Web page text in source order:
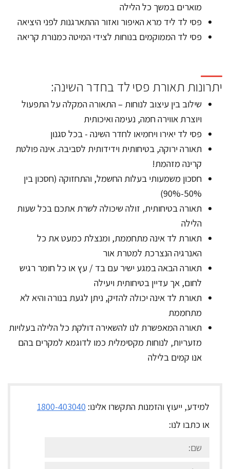
מוארים במשך כל הלילה
פסי לד ליד מרא האיפור ואזור ההתארגנות לפני היציאה
פסי לד הממוקמים בנוחות לצידי המיטה כמנורת קריאה
יתרונות תאורת פסי לד בחדר השינה:
שילוב בין עיצוב לנוחות – התאורה המקלה על התפעול
ויוצרת אווירה חמה, נעימה ואיכותית
פסי לד יאירו ויחמיאו לחדר השינה - בכל סגנון
תאורה ירוקה, בטיחותית וידידותית לסביבה. אינה פולטת
קרינה מזהמת!
חסכון משמעותי בעלות החשמל, והתחזוקה (חסכון בין
50%-90%)
תאורה בטיחותית, זולה שיכולה לשרת אתכם בכל שעות
הלילה
תאורת לד אינה מתחממת, ומנצלת כמעט את כל
האנרגיה הנצרכת למטרת אור
תאורה הבאה במגע ישיר עם בד / עץ או כל חומר רגיש
לחום, אך עדיין בטיחותית ויעילה
תאורת לד אינה יכולה להזיק, ניתן לגעת בנורה והיא לא
מתחממת
תאורה המאפשרת לנו להשאירה דולקת כל הלילה בעלויות
מזעריות, לנוחות מקסימלית כמו לדוגמא למקרים בהם
אנו קמים בלילה
למידע, ייעוץ והזמנות התקשרו אלינו: 1800-403040
או כתבו לנו: